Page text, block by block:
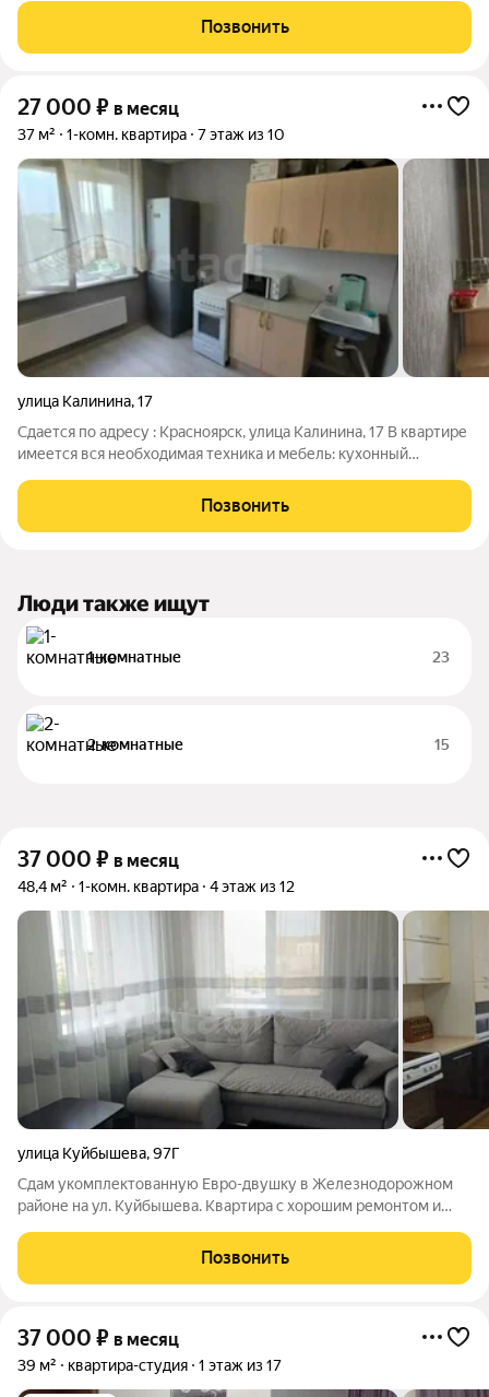
найти все, что нужно. Тут есть несколько школ (школа №1,
лицей №2, лицей
Позвонить
27 000 ₽ в месяц
37 м² 1-комн. квартира 7 этаж из 10
улица Калинина,17
Сдается по адресу : Красноярск, улица Калинина, 17 В квартире
имеется вся необходимая техника и мебель: кухонный
телевизор, стенка, стиральная машинка. Развитая
инфраструктура: в шаговой
Позвонить
Люди также ищут
1-комнатные 23
2-комнатные 15
37 000 ₽ в месяц
48,4 м² 1-комн. квартира 4 этаж из 12
улица Куйбышева,97Г
Сдам укомплектованную Евро-двушку в Железнодорожном
районе на ул. Куйбышева. Квартира с хорошим ремонтом и
гарнитур с техникой, спальные места, системы хранения.
Развитая инфраструктура: школы,
Позвонить
37 000 ₽ в месяц
39 м² квартира-студия 1 этаж из 17